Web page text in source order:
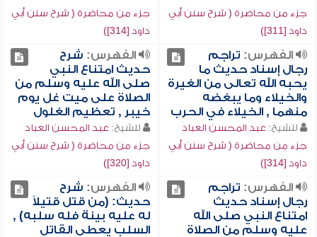
جزء من محاضرة ( شرح سنن أبي
داود [311])
جزء من محاضرة ( شرح سنن أبي
داود [314])
الفهرس: تراجم
رجال إسناد حديث ما
يحبه الله تعالى من الغيرة
والخيلاء وما يبغضه
منهما , الخيلاء في الحرب
للشيخ: عبد المحسن العباد
جزء من محاضرة ( شرح سنن أبي
داود [314])
الفهرس: شرح
حديث امتناع النبي
صلى الله عليه وسلم من
الصلاة على ميت غل يوم
خيبر , تعظيم الغلول
للشيخ: عبد المحسن العباد
جزء من محاضرة ( شرح سنن أبي
داود [320])
الفهرس: تراجم
رجال إسناد حديث
امتناع النبي صلى الله
عليه وسلم من الصلاة
الفهرس: شرح
حديث: (من قتل قتيلاً
له عليه بينة فله سلبه) ,
السلب يعطى القاتل